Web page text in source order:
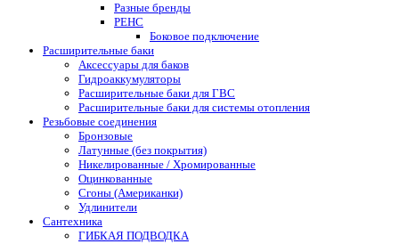
Разные бренды
РЕНС
Боковое подключение
Расширительные баки
Аксессуары для баков
Гидроаккумуляторы
Расширительные баки для ГВС
Расширительные баки для системы отопления
Резьбовые соединения
Бронзовые
Латунные (без покрытия)
Никелированные / Хромированные
Оцинкованные
Сгоны (Американки)
Удлинители
Сантехника
ГИБКАЯ ПОДВОДКА